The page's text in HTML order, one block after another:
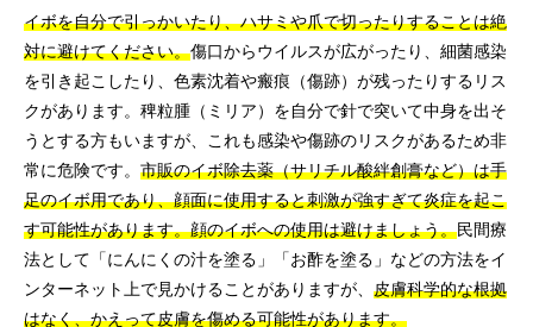
イボを自分で引っかいたり、ハサミや爪で切ったりすることは絶
対に避けてください。傷口からウイルスが広がったり、細菌感染
を引き起こしたり、色素沈着や瘢痕（傷跡）が残ったりするリス
クがあります。稗粒腫（ミリア）を自分で針で突いて中身を出そ
うとする方もいますが、これも感染や傷跡のリスクがあるため非
常に危険です。 市販のイボ除去薬（サリチル酸絆創膏など）は手
足のイボ用であり、顔面に使用すると刺激が強すぎて炎症を起こ
す可能性があります。顔のイボへの使用は避けましょう。民間療
法として「にんにくの汁を塗る」「お酢を塗る」などの方法をイ
ンターネット上で見かけることがありますが、 皮膚科学的な根拠
はなく、かえって皮膚を傷める可能性があります。